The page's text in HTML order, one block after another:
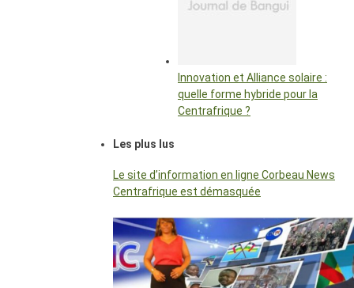
Innovation et Alliance solaire :
quelle forme hybride pour la
Centrafrique ?
Les plus lus
Le site d’information en ligne Corbeau News
Centrafrique est démasquée